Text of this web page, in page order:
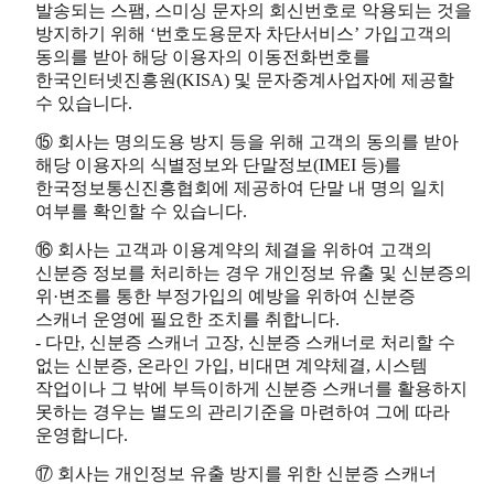
발송되는 스팸, 스미싱 문자의 회신번호로 악용되는 것을
방지하기 위해 ‘번호도용문자 차단서비스’ 가입고객의
동의를 받아 해당 이용자의 이동전화번호를
한국인터넷진흥원(KISA) 및 문자중계사업자에 제공할
수 있습니다.
⑮ 회사는 명의도용 방지 등을 위해 고객의 동의를 받아
해당 이용자의 식별정보와 단말정보(IMEI 등)를
한국정보통신진흥협회에 제공하여 단말 내 명의 일치
여부를 확인할 수 있습니다.
⑯ 회사는 고객과 이용계약의 체결을 위하여 고객의
신분증 정보를 처리하는 경우 개인정보 유출 및 신분증의
위·변조를 통한 부정가입의 예방을 위하여 신분증
스캐너 운영에 필요한 조치를 취합니다.
- 다만, 신분증 스캐너 고장, 신분증 스캐너로 처리할 수
없는 신분증, 온라인 가입, 비대면 계약체결, 시스템
작업이나 그 밖에 부득이하게 신분증 스캐너를 활용하지
못하는 경우는 별도의 관리기준을 마련하여 그에 따라
운영합니다.
⑰ 회사는 개인정보 유출 방지를 위한 신분증 스캐너